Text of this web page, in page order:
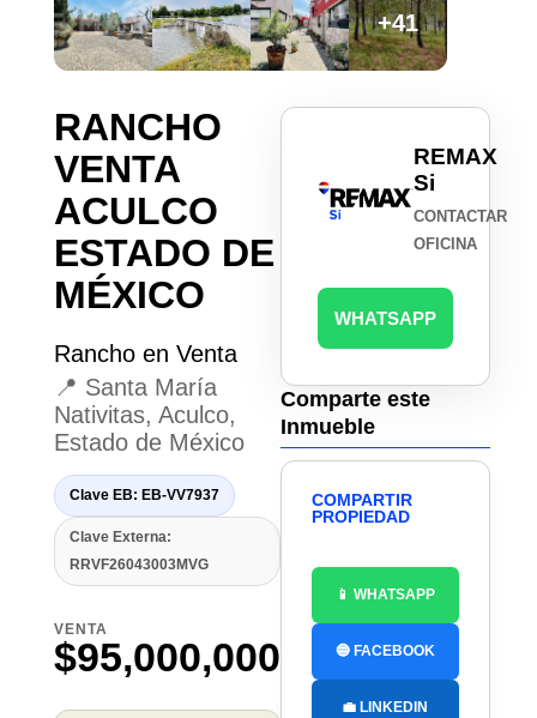
+41
RANCHO
VENTA
ACULCO
ESTADO DE
MÉXICO
Rancho en Venta
📍 Santa María
Nativitas, Aculco,
Estado de México
Clave EB: EB-VV7937
Clave Externa:
RRVF26043003MVG
VENTA
$95,000,000
REMAX
Si
CONTACTAR
OFICINA
WHATSAPP
Comparte este
Inmueble
COMPARTIR
PROPIEDAD
📱 WHATSAPP
🔵 FACEBOOK
💼 LINKEDIN